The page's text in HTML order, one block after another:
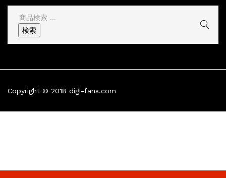
検
索
結
検索
Copyright © 2018 digi-fans.com